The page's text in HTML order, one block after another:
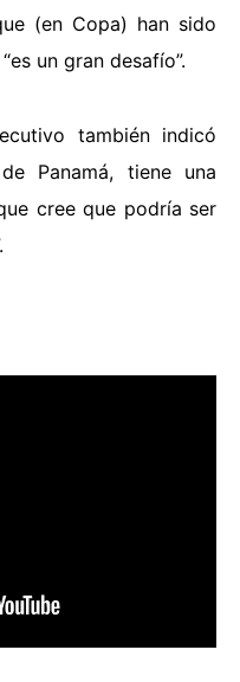
(en Copa) han sido
un gran desafío”.
también indicó
Panamá, tiene una
cree que podría ser